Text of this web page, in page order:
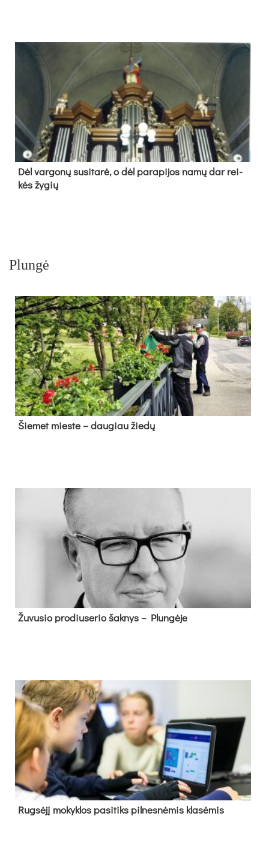
Dėl var­go­nų su­si­ta­rė, o dėl pa­ra­pi­jos na­mų dar rei­
kės žy­gių
Plungė
Šie­met mies­te – dau­giau žie­dų
Žu­vu­sio pro­diu­se­rio šak­nys – Plun­gė­je
Rug­sė­jį mo­kyk­los pa­si­tiks pil­nes­nė­mis kla­sė­mis